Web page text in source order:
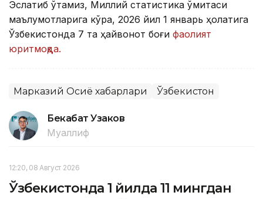
Эслатиб ўтамиз, Миллий статистика қўмитаси
маълумотларига кўра, 2026 йил 1 январь ҳолатига
Ўзбекистонда 7 та ҳайвонот боғи фаолият
юритмоқда.
Марказий Осиё хабарлари Ўзбекистон
Бекабат Узаков
Муаллиф
12:20, 08 Август 2026
Ўзбекистонда 1 йилда 11 мингдан